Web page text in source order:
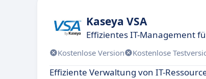
Kaseya VSA
Effizientes IT-Management
Kostenlose Version Kostenlose
Effiziente Verwaltung von IT-